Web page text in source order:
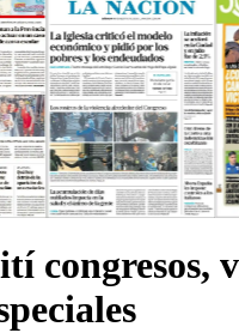
congresos,